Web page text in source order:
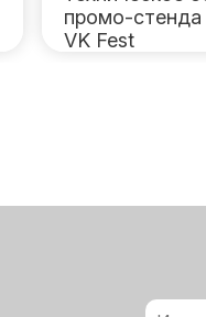
промо-стенда
VK Fest